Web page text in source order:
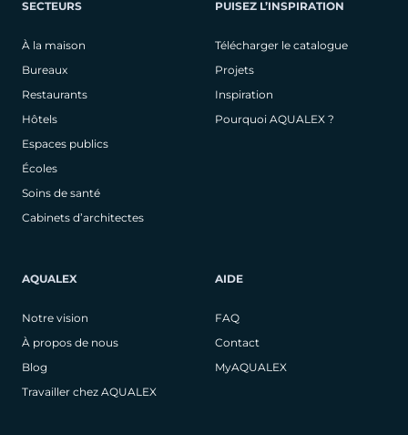
SECTEURS
À la maison
Bureaux
Restaurants
Hôtels
Espaces publics
Écoles
Soins de santé
Cabinets d’architectes
PUISEZ L’INSPIRATION
Télécharger le catalogue
Projets
Inspiration
Pourquoi AQUALEX ?
AQUALEX
Notre vision
À propos de nous
Blog
Travailler chez AQUALEX
AIDE
FAQ
Contact
MyAQUALEX